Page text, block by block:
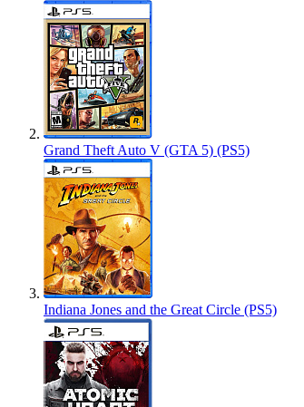
Grand Theft Auto V (GTA 5) (PS5)
Indiana Jones and the Great Circle (PS5)